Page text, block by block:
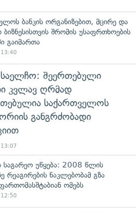
ბანკის ორგანიზებით, მცირე და
შრომის უსაფრთხოების
გაიმართა
13:40
საელჩო: შეერთებული
კვლავ ღრმად
საქართველოს
განგრძობადი
13:07
საგარეო უწყება: 2008 წლის
რეაგირების ნაკლებობამ გზა
ომებს
12:50